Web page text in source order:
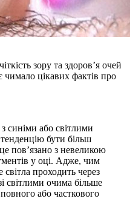
зору та здоров’я очей
чимало цікавих фактів про
синіми або світлими
бути більш
пов’язано з невеликою
у оці. Адже, чим
проходить через
світлими очима більше
або часткового